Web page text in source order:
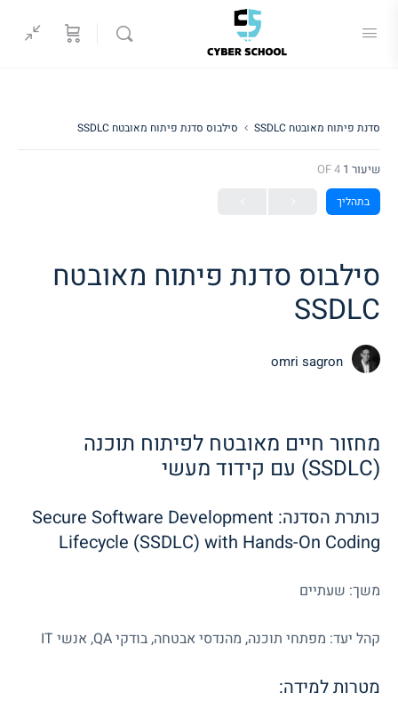
סדנת פיתוח מאובטח SSDLC סילבוס סדנת פיתוח מאובטח SSDLC
שיעור 1 OF 4
בתהליך
סילבוס סדנת פיתוח מאובטח
SSDLC
omri sagron
מחזור חיים מאובטח לפיתוח תוכנה
(SSDLC) עם קידוד מעשי
כותרת הסדנה: Secure Software Development
Lifecycle (SSDLC) with Hands-On Coding
משך: שעתיים
קהל יעד: מפתחי תוכנה, מהנדסי אבטחה, בודקי QA, אנשי IT
מטרות למידה: